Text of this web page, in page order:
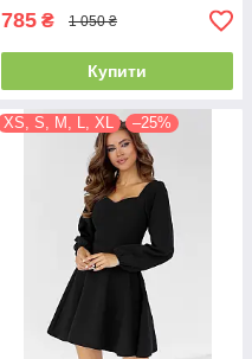
785 ₴ 1 050 ₴
Купити
XS, S, M, L, XL –25%